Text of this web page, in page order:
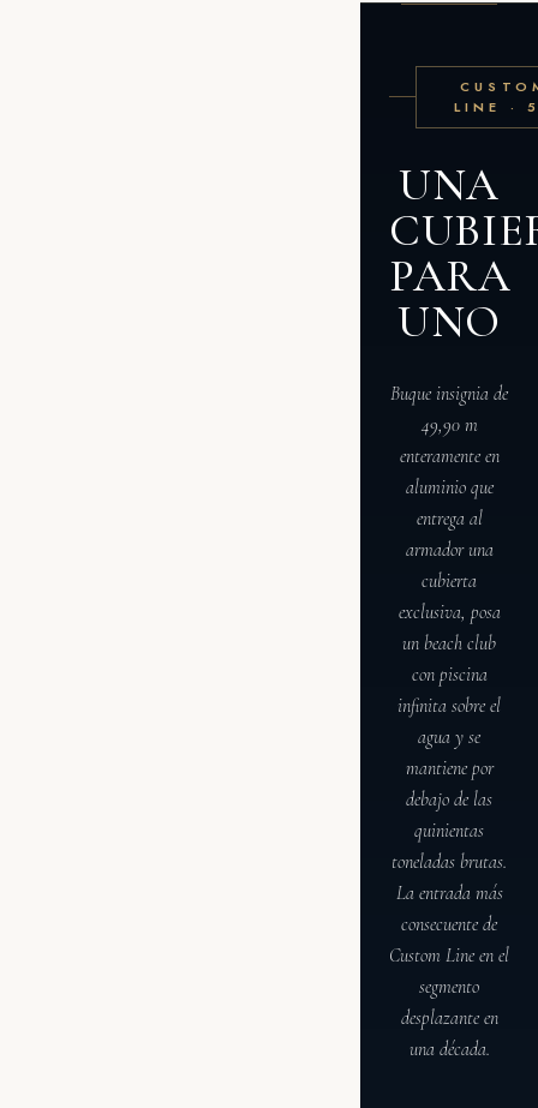
LINE ·
UNA
PARA
UNO
Buque insignia de
49,90 m
enteramente en
aluminio que
entrega al
armador una
cubierta
exclusiva, posa
un beach club
con piscina
infinita sobre el
agua y se
mantiene por
debajo de las
quinientas
toneladas brutas.
La entrada más
consecuente de
Custom Line en el
segmento
desplazante en
una década.